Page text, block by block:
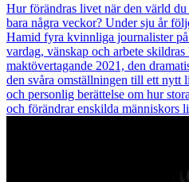
Hur förändras livet när den värld du
bara några veckor? Under sju år
Hamid fyra kvinnliga journalister
vardag, vänskap och arbete
maktövertagande 2021, den
den svåra omställningen till ett nytt
och personlig berättelse om hur
och förändrar enskilda människors